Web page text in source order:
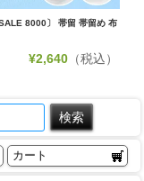
SALE 8000〕 帯留 帯留め 布
¥2,640（税込）
カート